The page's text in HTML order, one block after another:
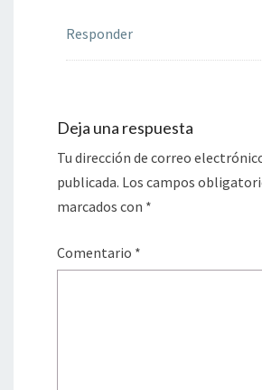
Responder
Deja una respuesta
Tu dirección de correo
publicada. Los campos
marcados con *
Comentario *